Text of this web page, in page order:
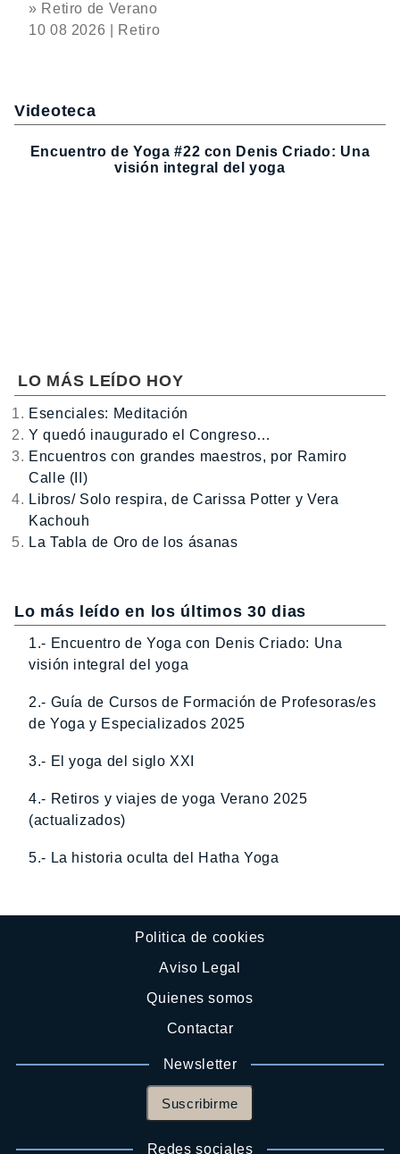
» Retiro de Verano
10 08 2026 | Retiro
Videoteca
Encuentro de Yoga #22 con Denis Criado: Una
visión integral del yoga
LO MÁS LEÍDO HOY
Esenciales: Meditación
Y quedó inaugurado el Congreso…
Encuentros con grandes maestros, por Ramiro
Calle (II)
Libros/ Solo respira, de Carissa Potter y Vera
Kachouh
La Tabla de Oro de los ásanas
Lo más leído en los últimos 30 dias
1.- Encuentro de Yoga con Denis Criado: Una
visión integral del yoga
2.- Guía de Cursos de Formación de Profesoras/es
de Yoga y Especializados 2025
3.- El yoga del siglo XXI
4.- Retiros y viajes de yoga Verano 2025
(actualizados)
5.- La historia oculta del Hatha Yoga
Politica de cookies
Aviso Legal
Quienes somos
Contactar
Newsletter
Suscribirme
Redes sociales